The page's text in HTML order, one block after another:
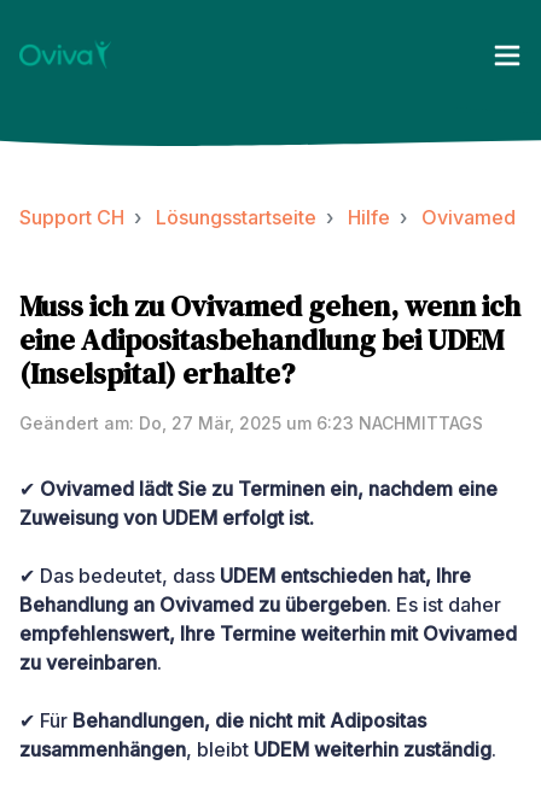
Support CH Lösungsstartseite Hilfe Ovivamed
Muss ich zu Ovivamed gehen, wenn ich
eine Adipositasbehandlung bei UDEM
(Inselspital) erhalte?
Geändert am: Do, 27 Mär, 2025 um 6:23 NACHMITTAGS
✔ Ovivamed lädt Sie zu Terminen ein, nachdem eine
Zuweisung von UDEM erfolgt ist.
✔ Das bedeutet, dass UDEM entschieden hat, Ihre
Behandlung an Ovivamed zu übergeben. Es ist daher
empfehlenswert, Ihre Termine weiterhin mit Ovivamed
zu vereinbaren.
✔ Für Behandlungen, die nicht mit Adipositas
zusammenhängen, bleibt UDEM weiterhin zuständig.